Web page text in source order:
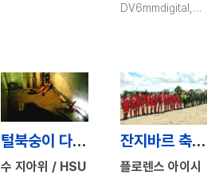
DV6mmdigital,
털북숭이 다리 / Diary of a Pair of Hairy Legs
수 지아위 / HSU
잔지바르 축구 퀸 / Zanzibar Soccer Queens
플로렌스 아이시